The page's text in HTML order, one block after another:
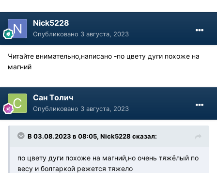
Nick5228
Опубликовано 3 августа, 2023
Читайте внимательно,написано -по цвету дуги похоже на
магний
Сан Толич
Опубликовано 3 августа, 2023
В 03.08.2023 в 08:05, Nick5228 сказал:
по цвету дуги похоже на магний,но очень тяжёлый по
весу и болгаркой режется тяжело